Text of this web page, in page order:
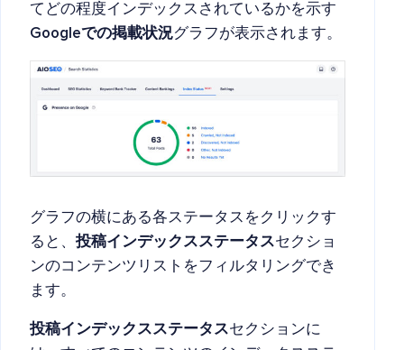
てどの程度インデックスされているかを示す
Googleでの掲載状況グラフが表示されます。
グラフの横にある各ステータスをクリックす
ると、 投稿インデックスステータスセクショ
ンのコンテンツリストをフィルタリングでき
ます。
投稿インデックスステータスセクションに